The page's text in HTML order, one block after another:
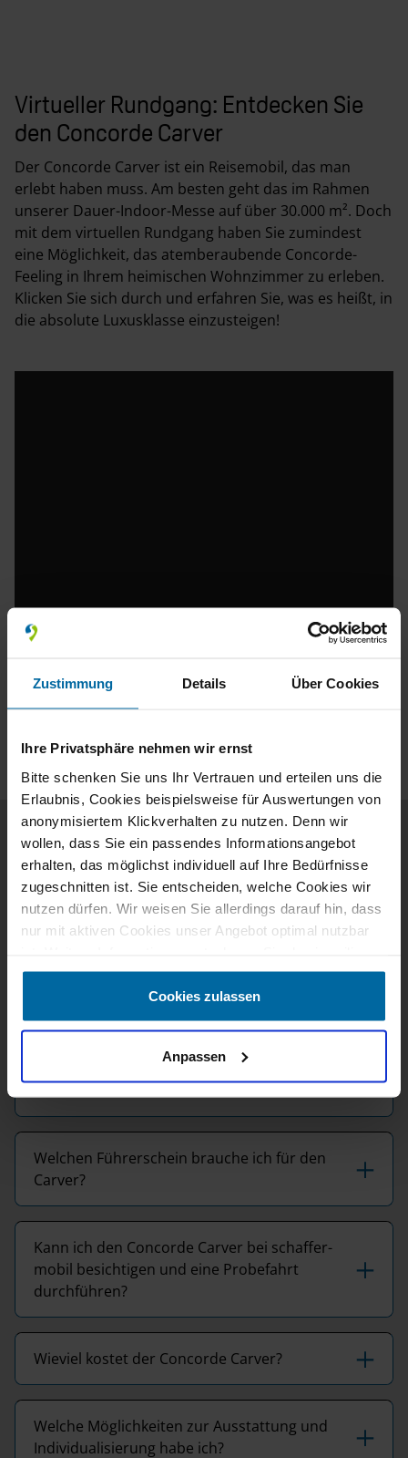
Zustimmung Details Über Cookies
Ihre Privatsphäre nehmen wir ernst
Bitte schenken Sie uns Ihr Vertrauen und erteilen uns die
Erlaubnis, Cookies beispielsweise für Auswertungen von
anonymisiertem Klickverhalten zu nutzen. Denn wir
wollen, dass Sie ein passendes Informationsangebot
erhalten, das möglichst individuell auf Ihre Bedürfnisse
zugeschnitten ist. Sie entscheiden, welche Cookies wir
nutzen dürfen. Wir weisen Sie allerdings darauf hin, dass
nur mit aktiven Cookies unser Angebot optimal nutzbar
Erläuterungen und unserer Datenschutzerklärung.
Cookies zulassen
Anpassen
Virtueller Rundgang: Entdecken Sie
den Concorde Carver
Der Concorde Carver ist ein Reisemobil, das man
erlebt haben muss. Am besten geht das im Rahmen
unserer Dauer-Indoor-Messe auf über 30.000 m². Doch
mit dem virtuellen Rundgang haben Sie zumindest
eine Möglichkeit, das atemberaubende Concorde-
Feeling in Ihrem heimischen Wohnzimmer zu erleben.
Klicken Sie sich durch und erfahren Sie, was es heißt, in
die absolute Luxusklasse einzusteigen!
FAQ: Häufige Fragen zum Concorde
Carver
Wie unterscheiden sich die Grundrisse des
Welchen Führerschein brauche ich für den
Carver?
Kann ich den Concorde Carver bei schaffer-
mobil besichtigen und eine Probefahrt
durchführen?
Wieviel kostet der Concorde Carver?
Welche Möglichkeiten zur Ausstattung und
Individualisierung habe ich?